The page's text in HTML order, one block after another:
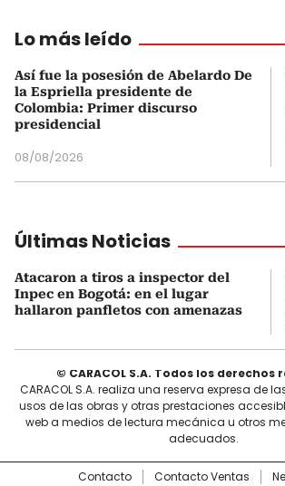
Lo más leído
Así fue la posesión de Abelardo De
la Espriella presidente de
Colombia: Primer discurso
presidencial
08/08/2026
Últimas Noticias
Atacaron a tiros a inspector del
Inpec en Bogotá: en el lugar
hallaron panfletos con amenazas
© CARACOL S.A. Todos los derechos
CARACOL S.A. realiza una reserva expresa de
usos de las obras y otras prestaciones
web a medios de lectura mecánica u otros
adecuados.
Contacto Contacto Ventas